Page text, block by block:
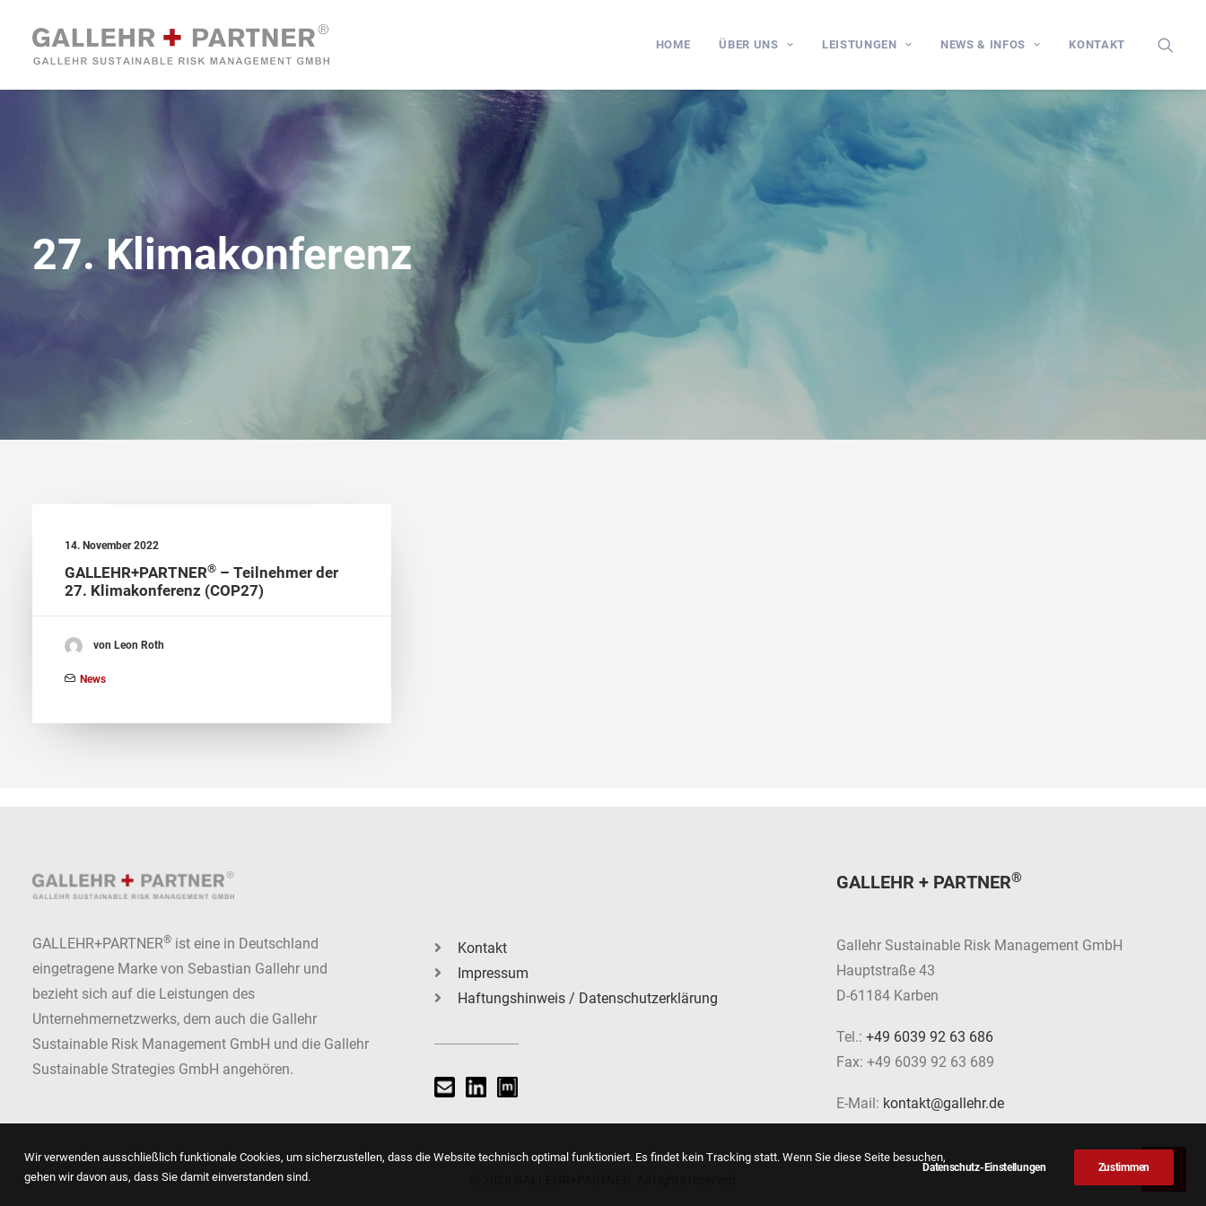
HOME ÜBER UNS LEISTUNGEN NEWS & INFOS KONTAKT
27. Klimakonferenz
14. November 2022
GALLEHR+PARTNER® – Teilnehmer der
27. Klimakonferenz (COP27)
von Leon Roth
News
GALLEHR+PARTNER® ist eine in Deutschland
eingetragene Marke von Sebastian Gallehr und
bezieht sich auf die Leistungen des
Unternehmernetzwerks, dem auch die Gallehr
Sustainable Risk Management GmbH und die Gallehr
Sustainable Strategies GmbH angehören.
Kontakt
Impressum
Haftungshinweis / Datenschutzerklärung
GALLEHR + PARTNER®
Gallehr Sustainable Risk Management GmbH
Hauptstraße 43
D-61184 Karben
Tel.: +49 6039 92 63 686
Fax: +49 6039 92 63 689
E-Mail: kontakt@gallehr.de
Wir verwenden ausschließlich funktionale Cookies, um sicherzustellen, dass die Website technisch optimal funktioniert. Es findet kein Tracking statt. Wenn Sie diese Seite besuchen,
gehen wir davon aus, dass Sie damit einverstanden sind.
Datenschutz-Einstellungen Zustimmen